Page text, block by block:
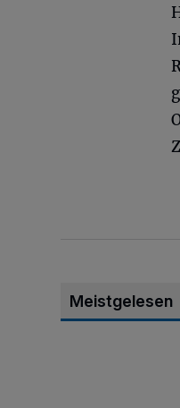
Meistgelesen